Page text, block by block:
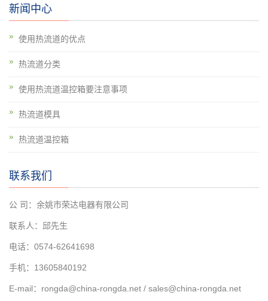
新闻中心
使用热流道的优点
热流道分类
使用热流道温控箱要注意事项
热流道模具
热流道温控箱
联系我们
公 司：余姚市荣达电器有限公司
联系人：邱先生
电话：0574-62641698
手机：13605840192
E-mail：rongda@china-rongda.net / sales@china-rongda.net